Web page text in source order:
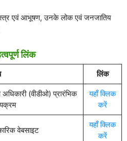
एवं आभूषण, उनके लोक एवं जनजातिय
लिंक
लिंक
(वीडीओ) प्रारंभिक
यहाँ क्लिक
करें
वेबसाइट
यहाँ क्लिक
करें